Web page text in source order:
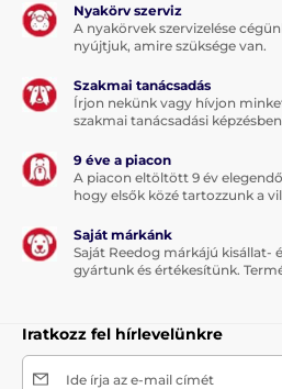
Nyakörv szerviz
A nyakörvek szervizelése
nyújtjuk, amire szüksége van.
Szakmai tanácsadás
Írjon nekünk vagy hívjon
szakmai tanácsadási
9 éve a piacon
A piacon eltöltött 9 év
hogy elsők közé tartozzunk a
Saját márkánk
Saját Reedog márkájú kisállat-
gyártunk és értékesítünk.
Iratkozz fel hírlevelünkre
Ide írja az e-mail címét